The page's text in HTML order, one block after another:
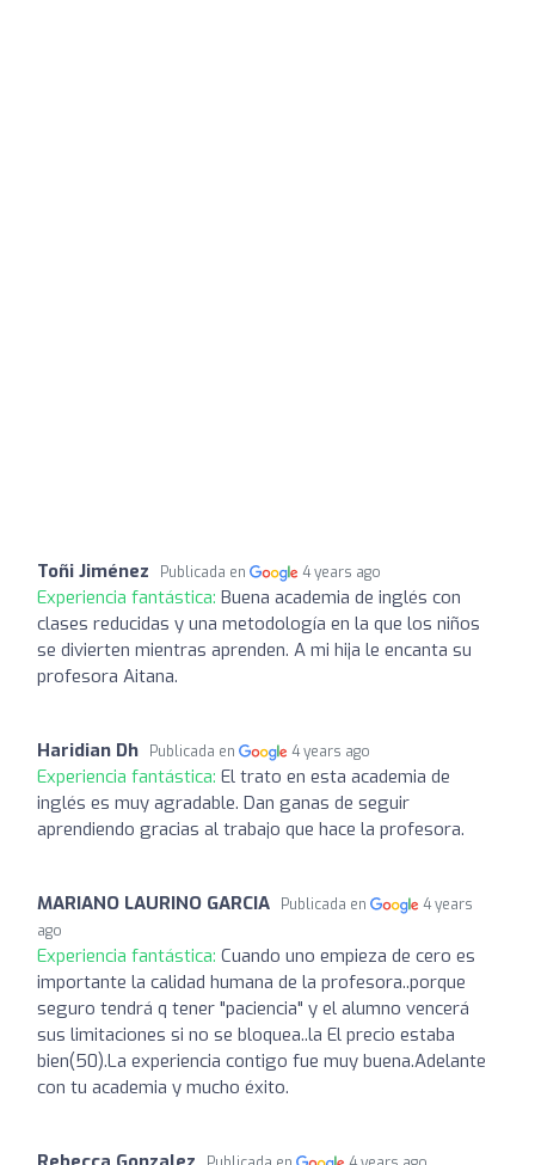
Toñi Jiménez Publicada en 4 years ago
Experiencia fantástica: Buena academia de inglés con
clases reducidas y una metodología en la que los niños
se divierten mientras aprenden. A mi hija le encanta su
profesora Aitana.
Haridian Dh Publicada en 4 years ago
Experiencia fantástica: El trato en esta academia de
inglés es muy agradable. Dan ganas de seguir
aprendiendo gracias al trabajo que hace la profesora.
MARIANO LAURINO GARCIA Publicada en
4 years
ago
Experiencia fantástica: Cuando uno empieza de cero es
importante la calidad humana de la profesora..porque
seguro tendrá q tener "paciencia" y el alumno vencerá
sus limitaciones si no se bloquea..la El precio estaba
bien(50).La experiencia contigo fue muy buena.Adelante
con tu academia y mucho éxito.